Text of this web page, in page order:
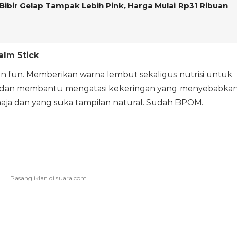
Gelap Tampak Lebih Pink, Harga Mulai Rp31 Ribuan
Stick
fun. Memberikan warna lembut sekaligus nutrisi untuk
membantu mengatasi kekeringan yang
dan yang suka tampilan natural. Sudah BPOM.